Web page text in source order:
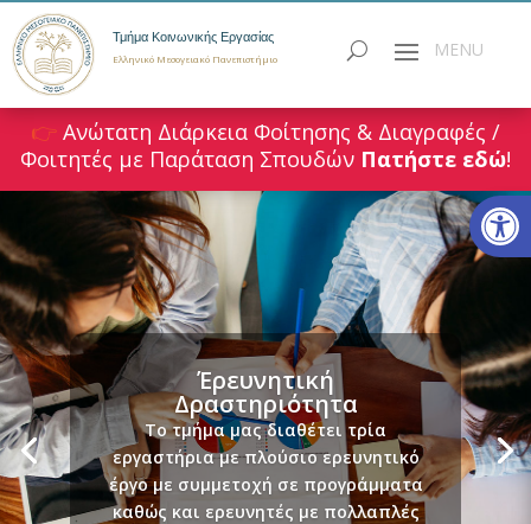
Τμήμα Κοινωνικής Εργασίας
Ελληνικό Μεσογειακό Πανεπιστήμιο
👉 Ανώτατη Διάρκεια Φοίτησης & Διαγραφές /
Φοιτητές με Παράταση Σπουδών Πατήστε εδώ!
Έρευνητική
Δραστηριότητα
Το τμήμα μας διαθέτει τρία
εργαστήρια με πλούσιο ερευνητικό
έργο με συμμετοχή σε προγράμματα
καθώς και ερευνητές με πολλαπλές